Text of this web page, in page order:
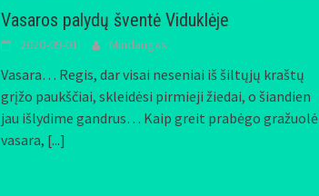
Vasaros palydų šventė Viduklėje
2020-09-01 Mindaugas
Vasara… Regis, dar visai neseniai iš šiltųjų kraštų
grįžo paukščiai, skleidėsi pirmieji žiedai, o šiandien
jau išlydime gandrus… Kaip greit prabėgo gražuolė
vasara, [...]